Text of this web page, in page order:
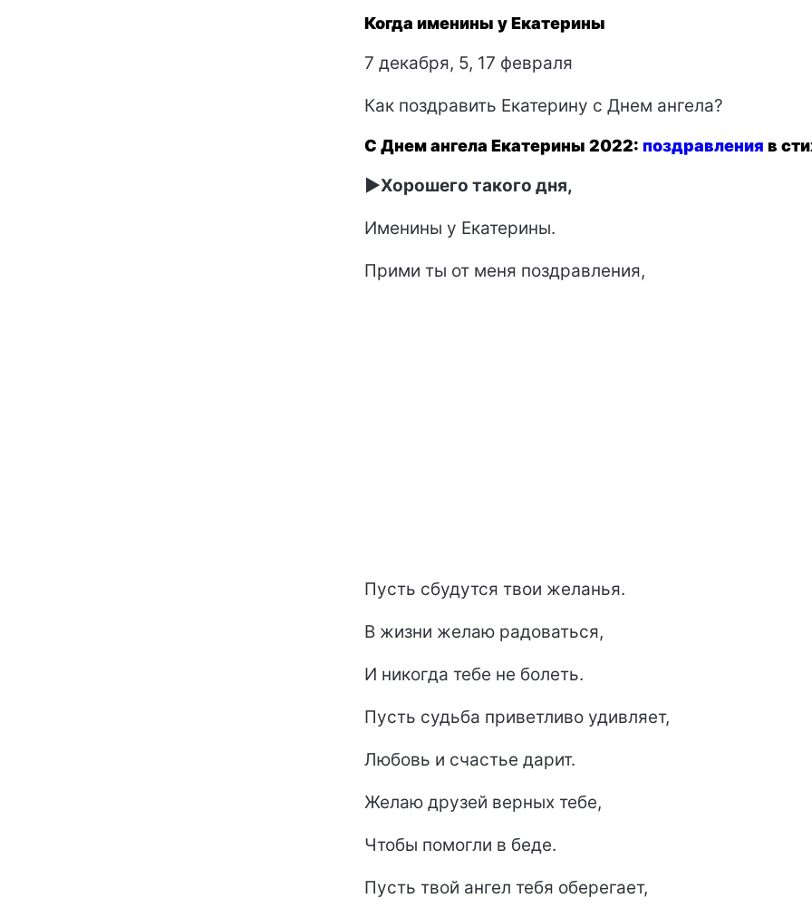
Когда именины у Екатерины
7 декабря, 5, 17 февраля
Как поздравить Екатерину с Днем ангела?
С Днем ангела Екатерины 2022: поздравления в
►Хорошего такого дня,
Именины у Екатерины.
Прими ты от меня поздравления,
Пусть сбудутся твои желанья.
В жизни желаю радоваться,
И никогда тебе не болеть.
Пусть судьба приветливо удивляет,
Любовь и счастье дарит.
Желаю друзей верных тебе,
Чтобы помогли в беде.
Пусть твой ангел тебя оберегает,